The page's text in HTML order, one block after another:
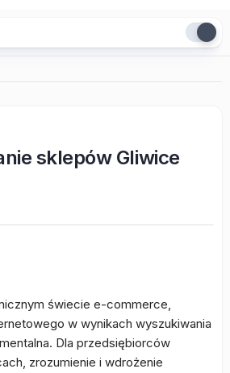
sklepów Gliwice
świecie e-commerce,
w wynikach wyszukiwania
Dla przedsiębiorców
zrozumienie i wdrożenie